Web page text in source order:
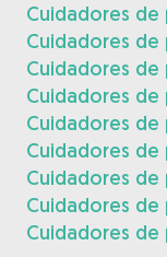
Cuidadores de
Cuidadores de
Cuidadores de
Cuidadores de
Cuidadores de
Cuidadores de
Cuidadores
Cuidadores de
Cuidadores de